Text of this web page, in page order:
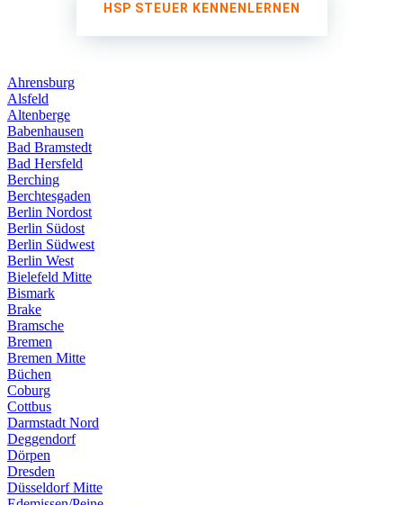
HSP STEUER KENNENLERNEN
Ahrensburg
Alsfeld
Altenberge
Babenhausen
Bad Bramstedt
Bad Hersfeld
Berching
Berchtesgaden
Berlin Nordost
Berlin Südost
Berlin Südwest
Berlin West
Bielefeld Mitte
Bismark
Brake
Bramsche
Bremen
Bremen Mitte
Büchen
Coburg
Cottbus
Darmstadt Nord
Deggendorf
Dörpen
Dresden
Düsseldorf Mitte